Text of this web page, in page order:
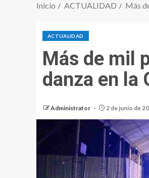
Inicio ACTUALIDAD Más
ACTUALIDAD
Más de mil
danza en la
Administrator 2 de junio de